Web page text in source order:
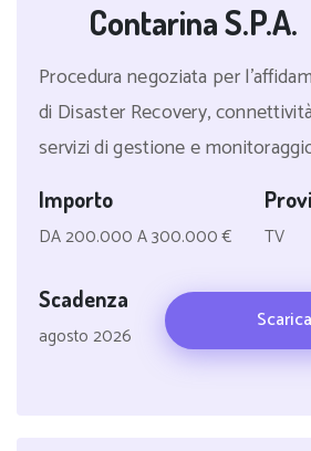
Contarina S.P.A.
Procedura negoziata per
di Disaster Recovery,
servizi di gestione e
Importo
DA 200.000 A 300.000 € TV
Scadenza
agosto 2026